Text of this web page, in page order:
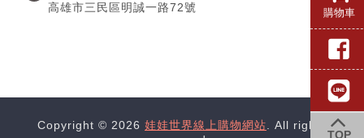
高雄市三民區明誠一路72號
Copyright © 2026 娃娃世界線上購物網站. All rights
購物車
TOP